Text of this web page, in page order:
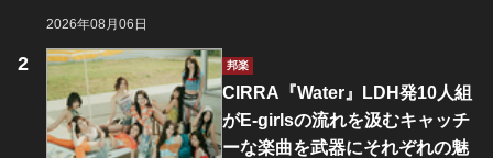
2026年08月06日
邦楽
CIRRA『Water』LDH発10人組
がE-girlsの流れを汲むキャッチ
ーな楽曲を武器にそれぞれの魅